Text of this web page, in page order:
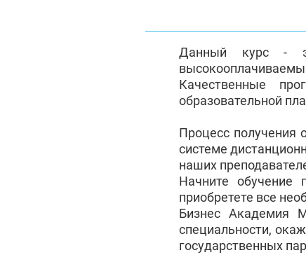
Данный курс -
Качественные
образовательной
Процесс получения
системе
наших
Начните
приобретете все
Бизнес Академия
специальности,
государственных